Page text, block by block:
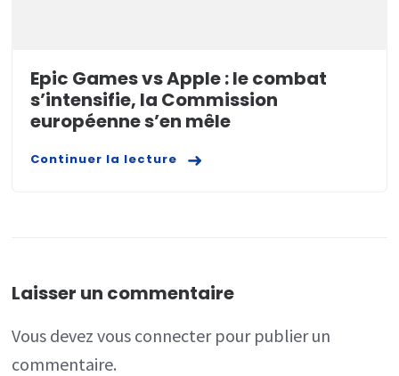
Epic Games vs Apple : le combat
s’intensifie, la Commission
européenne s’en mêle
Continuer la lecture
Laisser un commentaire
Vous devezvous connecterpour publier un
commentaire.